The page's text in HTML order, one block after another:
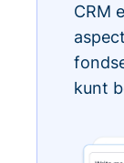
CRM
kunt